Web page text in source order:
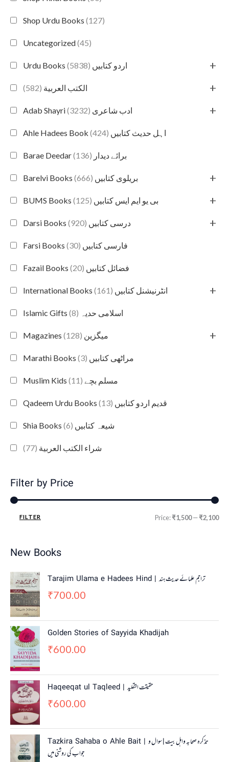
Shop Urdu Books (127)
Uncategorized(45)
Urdu Books اردو کتابیں (5838) +
الكتب العربية (582) +
Adab Shayri ادب شاعری (3232) +
Ahle Hadees Book اہل حدیث کتابیں (424)
Barae Deedar برائے دیدار (136)
Barelvi Books بریلوی کتابیں (666) +
BUMS Books بی یو ایم ایس کتابیں (125) +
Darsi Books درسی کتابیں (920) +
Farsi Books فارسی کتابیں (30)
Fazail Books فضائل کتابیں (20)
International Books انٹرنیشنل کتابیں (161) +
Islamic Gifts اسلامی حدیہ (8)
Magazines میگزین (128) +
Marathi Books مراٹھی کتابیں (3)
Muslim Kids مسلم بچے (11)
Qadeem Urdu Books قدیم اردو کتابیں (13)
Shia Books شیعہ کتابیں (6)
شراء الكتب العربية (77)
Filter by Price
FILTER Price:₹1,500—₹2,100
New Books
Tarajim Ulama e Hadees Hind | تراجم علمائے حديث ہند
₹700.00
Golden Stories of Sayyida Khadijah
₹600.00
Haqeeqat ul Taqleed | حقیقت التقلید
₹600.00
Tazkira Sahaba o Ahle Bait | تذکرہ صحابہ واہل بیت | سوال و
جواب کی روشنی میں